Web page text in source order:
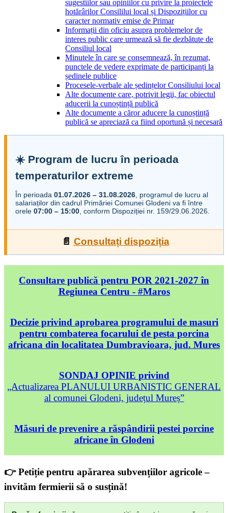
sugestiilor sau opiniilor cu privire la proiectele
hotărârilor Consililui local și Dispozițiilor cu
caracter normativ emise de Primar
Informații din oficiu asupra problemelor de
interes public care urmează să fie dezbătute de
Consiliul local
Minutele în care se consemnează, în rezumat,
punctele de vedere exprimate de participanți la
ședinele publice
Procesele-verbale ale ședințelor Consiliului local
Alte documente care, potrivit legii, fac obiectul
aducerii la cunoștință publică
Alte documente a căror aducere la cunoștință
publică se apreciază ca fiind oportună și necesară
☀️ Program de lucru în perioada
temperaturilor extreme
În perioada 01.07.2026 – 31.08.2026 , programul de lucru al
salariaților din cadrul Primăriei Comunei Glodeni va fi între
orele 07:00 – 15:00 , conform Dispoziției nr. 159/29.06.2026.
📄 Consultați dispoziția
Consultare publică pentru POR 2021-2027 în
Regiunea Centru - #Maros
Decizie privind aprobarea programului de masuri
pentru combaterea focarului de pesta porcina
africana din localitatea Dumbravioara, jud. Mures
SONDAJ OPINIE privind
„Actualizarea PLANULUI URBANISTIC GENERAL
al comunei Glodeni, județul Mureș”
Măsuri de prevenire a răspândirii pestei porcine
africane în Glodeni
👉 Petiție pentru apărarea subvențiilor agricole –
invităm fermierii să o susțină!